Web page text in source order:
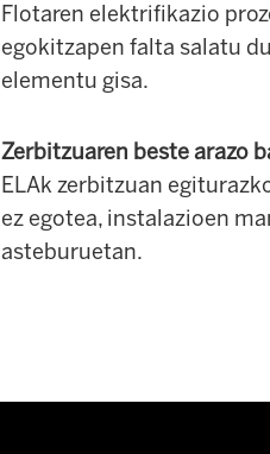
Flotaren elektrifikazio
egokitzapen falta salatu
elementu gisa.
Zerbitzuaren beste arazo
ELAk zerbitzuan
ez egotea, instalazioen
asteburuetan.